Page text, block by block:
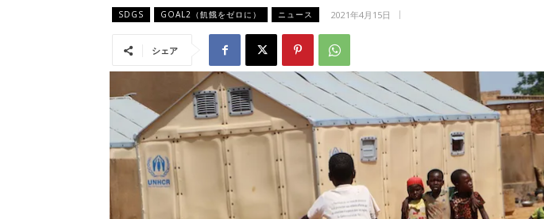
SDGS GOAL2（飢餓をゼロに） ニュース 2021年4月15日
シェア